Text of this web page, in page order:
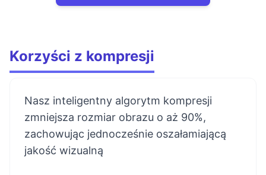
Korzyści z kompresji
Nasz inteligentny algorytm kompresji
zmniejsza rozmiar obrazu o aż 90%,
zachowując jednocześnie oszałamiającą
jakość wizualną